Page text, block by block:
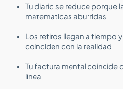
Tu diario se reduce porque
matemáticas aburridas
Los retiros llegan a tiempo
coinciden con la realidad
Tu factura mental coincide
línea